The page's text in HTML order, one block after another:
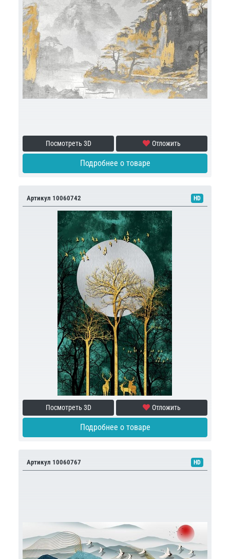
Посмотреть 3D Отложить
Подробнее о товаре
Артикул 10060742 HD
Посмотреть 3D Отложить
Подробнее о товаре
Артикул 10060767 HD